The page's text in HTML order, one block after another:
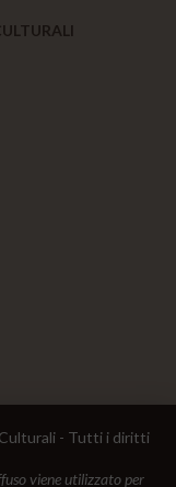
- Tutti i diritti
viene utilizzato per